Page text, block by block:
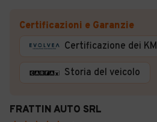
Certificazioni e Garanzie
Certificazione dei KM
Storia del veicolo
FRATTIN AUTO SRL